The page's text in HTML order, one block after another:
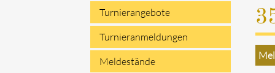
Navigation
überspringen
Turnierangebote
Turnieranmeldungen
Meldestände